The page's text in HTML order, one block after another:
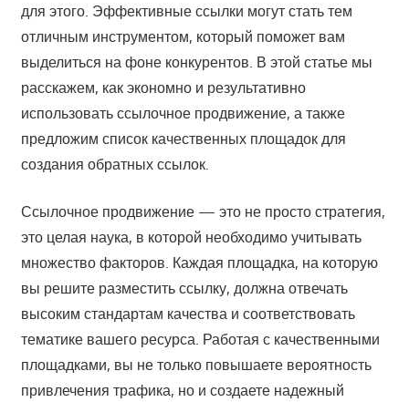
для этого. Эффективные ссылки могут стать тем
отличным инструментом, который поможет вам
выделиться на фоне конкурентов. В этой статье мы
расскажем, как экономно и результативно
использовать ссылочное продвижение, а также
предложим список качественных площадок для
создания обратных ссылок.
Ссылочное продвижение — это не просто стратегия,
это целая наука, в которой необходимо учитывать
множество факторов. Каждая площадка, на которую
вы решите разместить ссылку, должна отвечать
высоким стандартам качества и соответствовать
тематике вашего ресурса. Работая с качественными
площадками, вы не только повышаете вероятность
привлечения трафика, но и создаете надежный